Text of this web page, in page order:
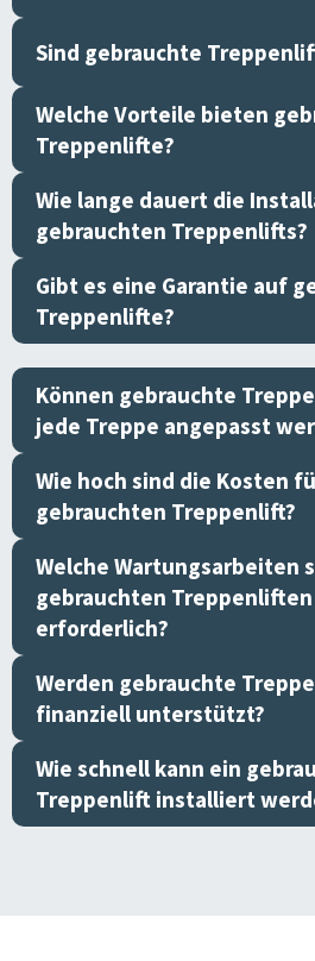
Sind gebrauchte
Welche Vorteile bieten
Treppenlifte?
Wie lange dauert die
gebrauchten Treppenlifts?
Gibt es eine Garantie auf
Treppenlifte?
Können gebrauchte
jede Treppe angepasst
Wie hoch sind die Kosten
gebrauchten Treppenlift?
Welche Wartungsarbeiten
gebrauchten Treppenliften
erforderlich?
Werden gebrauchte
finanziell unterstützt?
Wie schnell kann ein
Treppenlift installiert